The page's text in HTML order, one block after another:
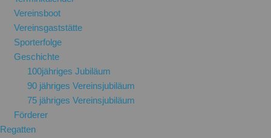
Vereinsboot
Vereinsgaststätte
Sporterfolge
Geschichte
100jähriges Jubiläum
90 jähriges Vereinsjubiläum
75 jähriges Vereinsjubiläum
Förderer
Regatten